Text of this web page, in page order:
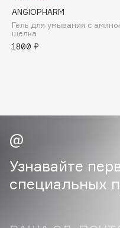
BOOMSHOP
BORK
Brunello Cucinelli
Byredo
C
Cadence
ANGIOPHARM
Гель для умывания с
шелка
1800 ₽
Узнавайте
специальных